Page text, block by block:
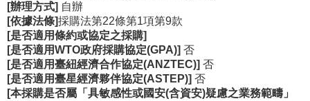
便
民
服
務
性
[辦理方式] 自辦
[依據法條]採購法第22條第1項第9款
[是否適用條約或協定之採購]
[是否適用WTO政府採購協定(GPA)] 否
[是否適用臺紐經濟合作協定(ANZTEC)] 否
[是否適用臺星經濟夥伴協定(ASTEP)] 否
[本採購是否屬「具敏感性或國安(含資安)疑慮之業務範疇」